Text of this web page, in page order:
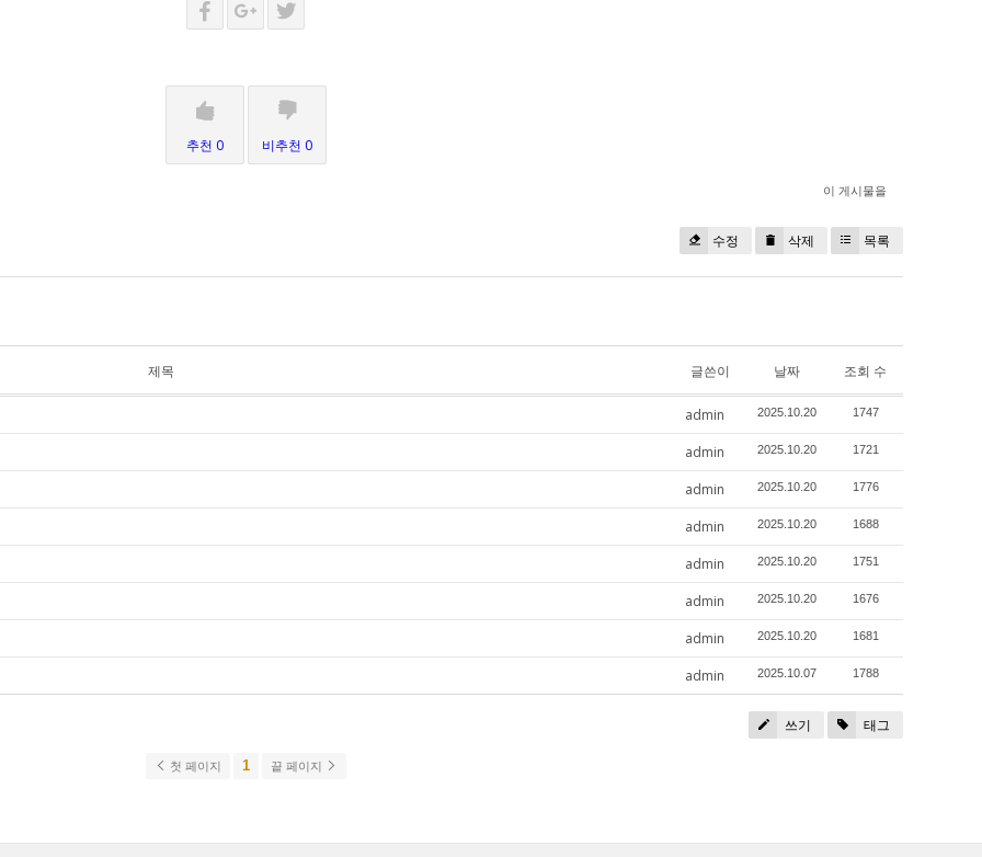
추천 0 비추천 0
이 게시물을
수정 삭제 목록
제목 글쓴이 날짜 조회 수
admin 2025.10.20 1747
admin 2025.10.20 1721
admin 2025.10.20 1776
admin 2025.10.20 1688
admin 2025.10.20 1751
admin 2025.10.20 1676
admin 2025.10.20 1681
admin 2025.10.07 1788
쓰기 태그
첫 페이지 1 끝 페이지